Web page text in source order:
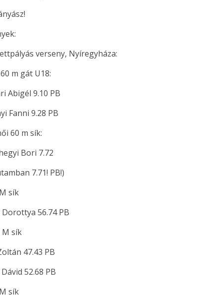
verseny, Nyíregyháza:
m gát U18:
Abigél 9.10 PB
Fanni 9.28 PB
60 m sík:
Bori 7.72
7.71! PB!)
sík
Dorottya 56.74 PB
M sík
47.43 PB
52.68 PB
sík